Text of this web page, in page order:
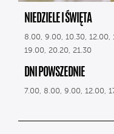
NIEDZIELE I ŚWIĘTA
8.00, 9.00, 10.30, 12.00,
19.00, 20.20, 21.30
DNI POWSZEDNIE
7.00, 8.00, 9.00, 12.00,